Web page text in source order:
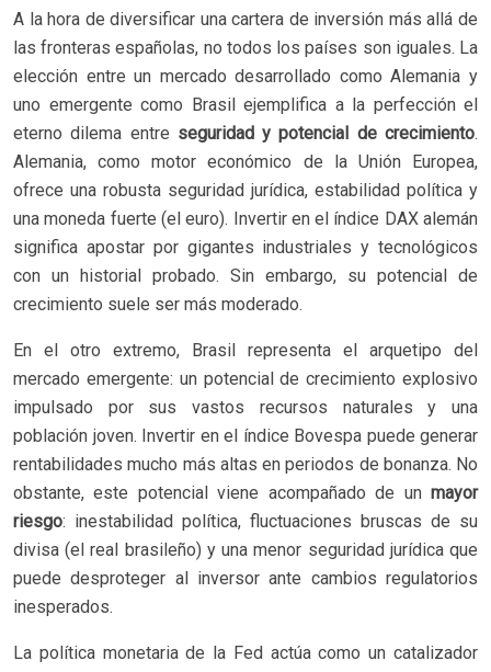
A la hora de diversificar una cartera de inversión más allá de
las fronteras españolas, no todos los países son iguales. La
elección entre un mercado desarrollado como Alemania y
uno emergente como Brasil ejemplifica a la perfección el
eterno dilema entre seguridad y potencial de crecimiento.
Alemania, como motor económico de la Unión Europea,
ofrece una robusta seguridad jurídica, estabilidad política y
una moneda fuerte (el euro). Invertir en el índice DAX alemán
significa apostar por gigantes industriales y tecnológicos
con un historial probado. Sin embargo, su potencial de
crecimiento suele ser más moderado.
En el otro extremo, Brasil representa el arquetipo del
mercado emergente: un potencial de crecimiento explosivo
impulsado por sus vastos recursos naturales y una
población joven. Invertir en el índice Bovespa puede generar
rentabilidades mucho más altas en periodos de bonanza. No
obstante, este potencial viene acompañado de un mayor
riesgo: inestabilidad política, fluctuaciones bruscas de su
divisa (el real brasileño) y una menor seguridad jurídica que
puede desproteger al inversor ante cambios regulatorios
inesperados.
La política monetaria de la Fed actúa como un catalizador